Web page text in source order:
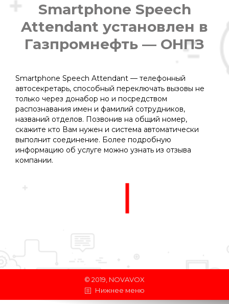
Smartphone Speech
Attendant установлен в
Газпромнефть — ОНПЗ
Smartphone Speech Attendant — телефонный
автосекретарь, способный переключать вызовы не
только через донабор но и посредством
распознавания имен и фамилий сотрудников,
названий отделов. Позвонив на общий номер,
скажите кто Вам нужен и система автоматически
выполнит соединение. Более подробную
информацию об услуге можно узнать из отзыва
компании.
© 2019, NOVAVOX
Нижнее меню